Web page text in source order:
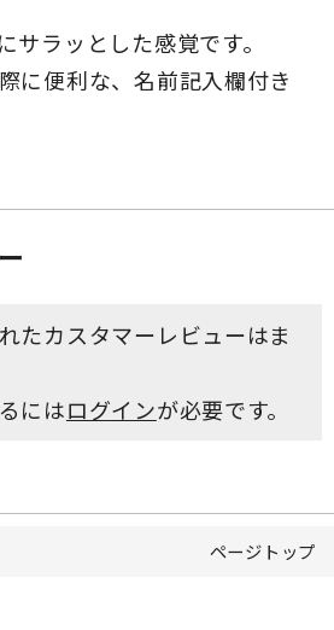
サラッとした感覚です。
に便利な、名前記入欄付き
たカスタマーレビューはま
にはログインが必要です。
ページトップ